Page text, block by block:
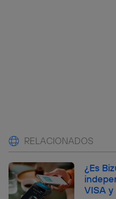
RELACIONADOS
¿Es
VISA